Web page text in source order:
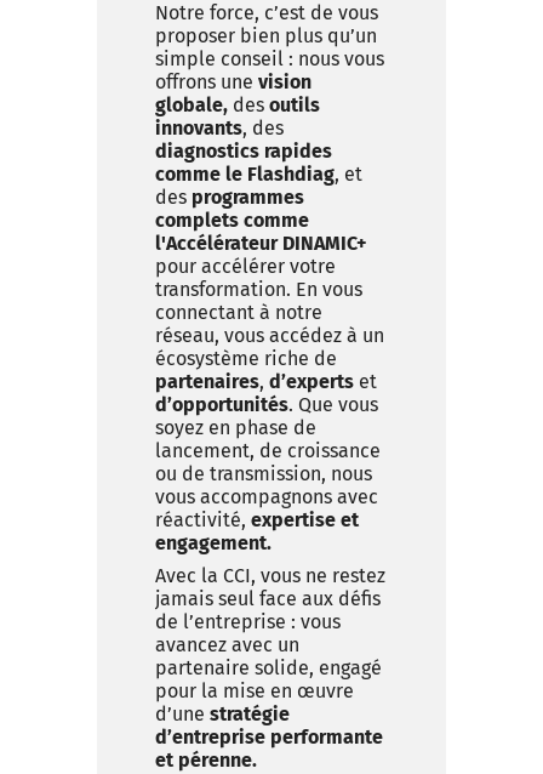
Notre force, c’est de vous
proposer bien plus qu’un
simple conseil : nous vous
offrons une vision
globale, des outils
innovants, des
diagnostics rapides
comme le Flashdiag, et
des programmes
complets comme
l'Accélérateur DINAMIC+
pour accélérer votre
transformation. En vous
connectant à notre
réseau, vous accédez à un
écosystème riche de
partenaires, d’experts et
d’opportunités. Que vous
soyez en phase de
lancement, de croissance
ou de transmission, nous
vous accompagnons avec
réactivité, expertise et
engagement.
Avec la CCI, vous ne restez
jamais seul face aux défis
de l’entreprise : vous
avancez avec un
partenaire solide, engagé
pour la mise en œuvre
d’une stratégie
d’entreprise performante
et pérenne.